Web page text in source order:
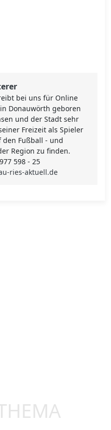
bei uns für Online
Donauwörth geboren
und der Stadt sehr
Freizeit als Spieler
den Fußball - und
Region zu finden.
598 - 25
ries-aktuell.de